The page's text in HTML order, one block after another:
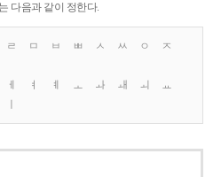
다음과 같이 정한다.
ㄹ ㅁ ㅂ ㅃ ㅅ ㅆ ㅇ
ㅈ
ㅔ ㅕ ㅖ ㅗ ㅘ ㅙ ㅚ
ㅛ